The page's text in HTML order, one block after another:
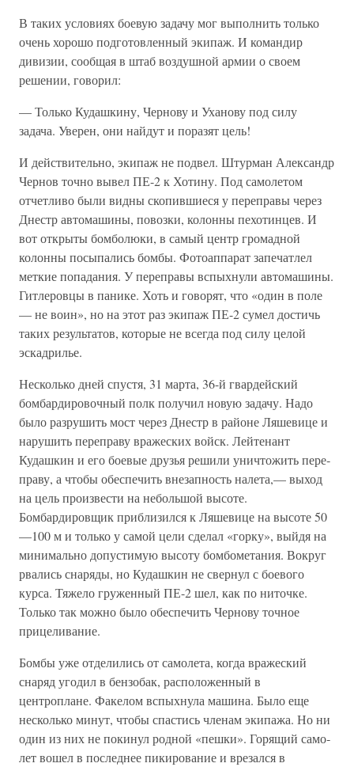
В таких условиях боевую задачу мог выполнить только
очень хорошо подготовленный экипаж. И командир
дивизии, сообщая в штаб воз­душной армии о своем
решении, говорил:
— Только Кудашкину, Чернову и Уханову под силу
задача. Уве­рен, они найдут и поразят цель!
И действительно, экипаж не подвел. Штурман Александр
Чернов точно вывел ПЕ-2 к Хотину. Под самолетом
отчетливо были видны скопившиеся у переправы через
Днестр автомашины, повозки, колон­ны пехотинцев. И
вот открыты бомболюки, в самый центр громадной
колонны посыпались бомбы. Фотоаппарат запечатлел
меткие попада­ния. У переправы вспыхнули автомашины.
Гитлеровцы в панике. Хоть и говорят, что «один в поле
— не воин», но на этот раз экипаж ПЕ-2 сумел достичь
таких результатов, которые не всегда под силу целой
эскадрилье.
Несколько дней спустя, 31 марта, 36-й гвардейский
бомбардировоч­ный полк получил новую задачу. Надо
было разрушить мост через Днестр в районе Ляшевице и
нарушить переправу вражеских войск. Лейтенант
Кудашкин и его боевые друзья решили уничтожить пере­
праву, а чтобы обеспечить внезапность налета,— выход
на цель про­извести на небольшой высоте.
Бомбардировщик приблизился к Ля­шевице на высоте 50
—100 м и только у самой цели сделал «горку», выйдя на
минимально допустимую высоту бомбометания. Вокруг
рва­лись снаряды, но Кудашкин не свернул с боевого
курса. Тяжело гру­женный ПЕ-2 шел, как по ниточке.
Только так можно было обеспе­чить Чернову точное
прицеливание.
Бомбы уже отделились от самолета, когда вражеский
снаряд уго­дил в бензобак, расположенный в
центроплане. Факелом вспыхнула машина. Было еще
несколько минут, чтобы спастись членам экипа­жа. Но ни
один из них не покинул родной «пешки». Горящий само­
лет вошел в последнее пикирование и врезался в